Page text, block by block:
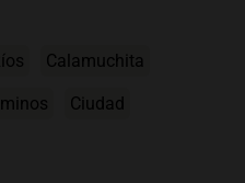
Calamuchita
Ciudad